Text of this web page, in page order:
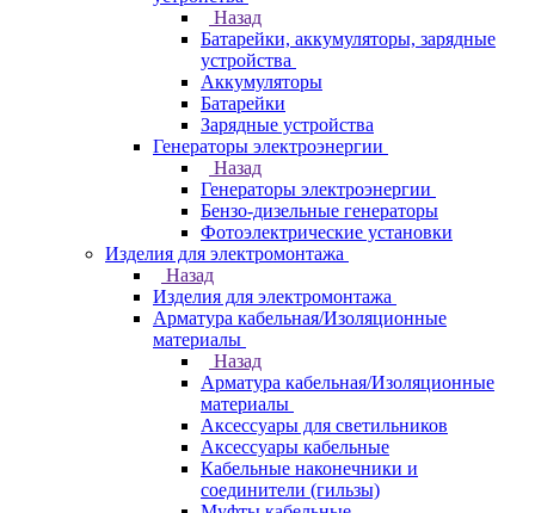
Назад
Батарейки, аккумуляторы, зарядные
устройства
Аккумуляторы
Батарейки
Зарядные устройства
Генераторы электроэнергии
Назад
Генераторы электроэнергии
Бензо-дизельные генераторы
Фотоэлектрические установки
Изделия для электромонтажа
Назад
Изделия для электромонтажа
Арматура кабельная/Изоляционные
материалы
Назад
Арматура кабельная/Изоляционные
материалы
Аксессуары для светильников
Аксессуары кабельные
Кабельные наконечники и
соединители (гильзы)